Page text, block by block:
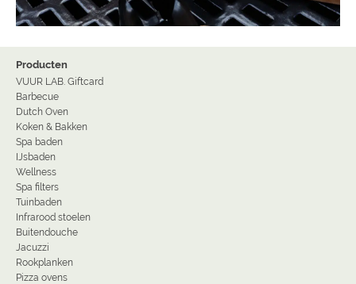
Producten
VUUR LAB. Giftcard
Barbecue
Dutch Oven
Koken & Bakken
Spa baden
IJsbaden
Wellness
Spa filters
Tuinbaden
Infrarood stoelen
Buitendouche
Jacuzzi
Rookplanken
Pizza ovens